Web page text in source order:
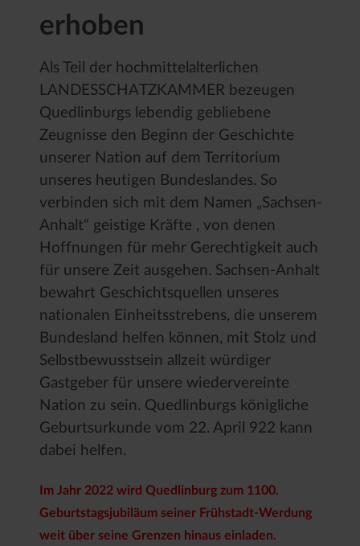
erhoben
Als Teil der hochmittelalterlichen
LANDESSCHATZKAMMER bezeugen
Quedlinburgs lebendig gebliebene
Zeugnisse den Beginn der Geschichte
unserer Nation auf dem Territorium
unseres heutigen Bundeslandes. So
verbinden sich mit dem Namen „Sachsen-
Anhalt“ geistige Kräfte , von denen
Hoffnungen für mehr Gerechtigkeit auch
für unsere Zeit ausgehen. Sachsen-Anhalt
bewahrt Geschichtsquellen unseres
nationalen Einheitsstrebens, die unserem
Bundesland helfen können, mit Stolz und
Selbstbewusstsein allzeit würdiger
Gastgeber für unsere wiedervereinte
Nation zu sein. Quedlinburgs königliche
Geburtsurkunde vom 22. April 922 kann
dabei helfen.
Im Jahr 2022 wird Quedlinburg zum 1100.
Geburtstagsjubiläum seiner Frühstadt-Werdung
weit über seine Grenzen hinaus einladen.